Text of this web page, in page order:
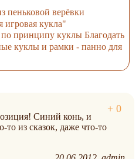
пеньковой верёвки
игровая кукла"
принципу куклы Благодать
куклы и рамки - панно для
Синий конь, и
то из сказок, даже что-то